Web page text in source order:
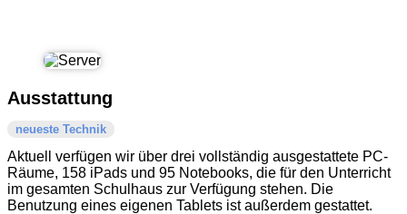
Ausstattung
neueste Technik
Aktuell verfügen wir über drei vollständig ausgestattete PC-
Räume, 158 iPads und 95 Notebooks, die für den Unterricht
im gesamten Schulhaus zur Verfügung stehen. Die
Benutzung eines eigenen Tablets ist außerdem gestattet.